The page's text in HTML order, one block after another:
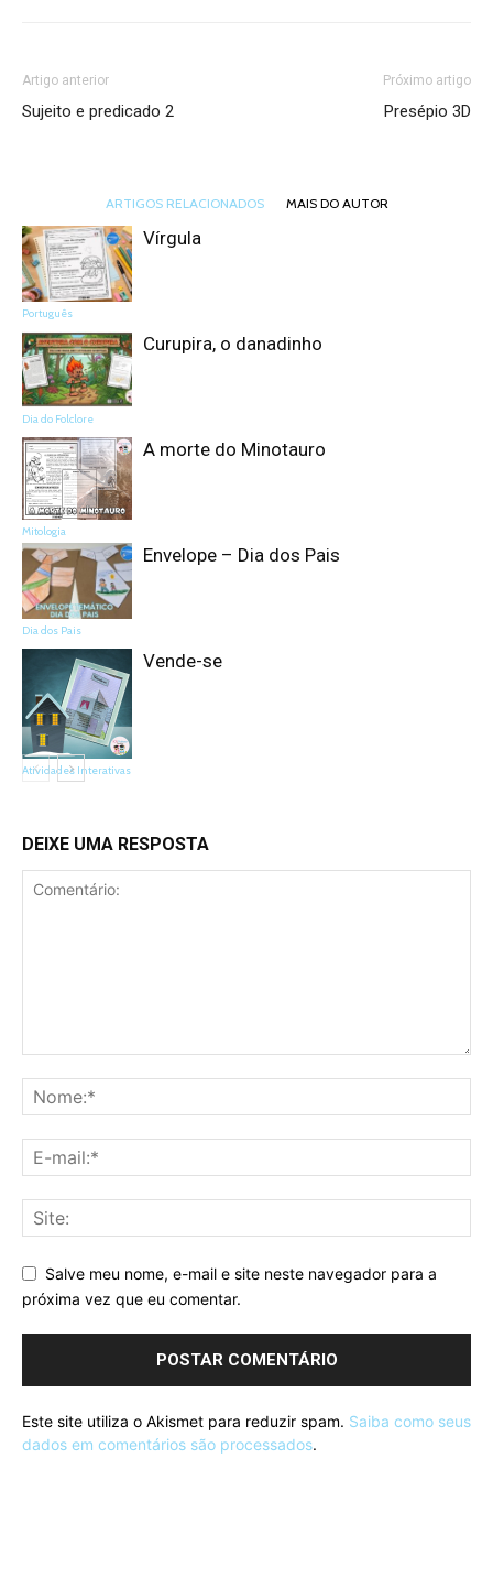
Artigo anterior
Sujeito e predicado 2
Próximo artigo
Presépio 3D
ARTIGOS RELACIONADOS MAIS DO AUTOR
Português
Vírgula
Dia do Folclore
Curupira, o danadinho
Mitologia
A morte do Minotauro
Dia dos Pais
Envelope – Dia dos Pais
Atividades Interativas
Vende-se
DEIXE UMA RESPOSTA
Salve meu nome, e-mail e site neste navegador para a
próxima vez que eu comentar.
Este site utiliza o Akismet para reduzir spam. Saiba como seus
dados em comentários são processados.